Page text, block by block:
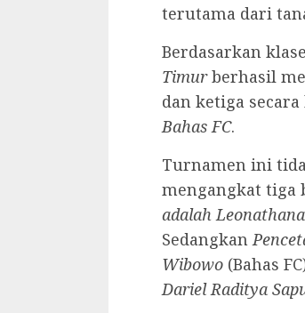
terutama dari
‎Berdasarkan
Timurberhasil
dan ketiga
Bahas FC.
‎Turnamen ini
mengangkat
adalah
Sedangkan
Wibowo (Bahas
Dariel Raditya